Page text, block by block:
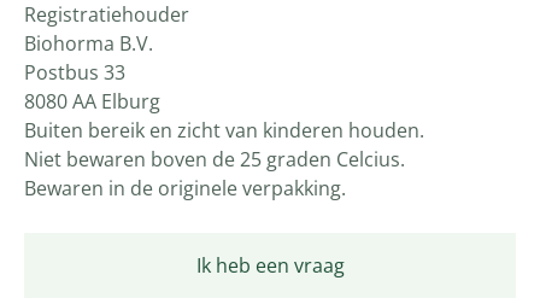
Ik heb een vraag
Registratiehouder
Biohorma B.V.
Postbus 33
8080 AA Elburg
Buiten bereik en zicht van kinderen houden.
Niet bewaren boven de 25 graden Celcius.
Bewaren in de originele verpakking.